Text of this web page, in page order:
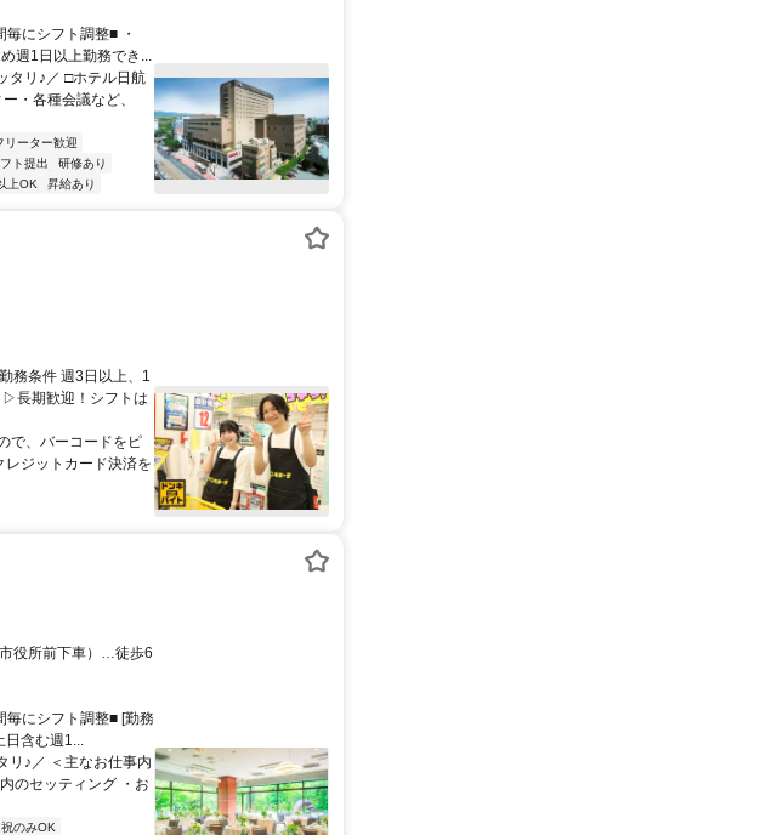
にシフト調整■ ・
週1日以上勤務でき...
タリ♪／ □ホテル日航
・各種会議など、
リーター歓迎
ト提出
研修あり
上OK 昇給あり
務条件 週3日以上、1
長期歓迎！シフトは
で、バーコードをピ
レジットカード決済を
にシフト調整■ [勤務
日含む週1...
リ♪／ ＜主なお仕事内
のセッティング ・お
のみOK